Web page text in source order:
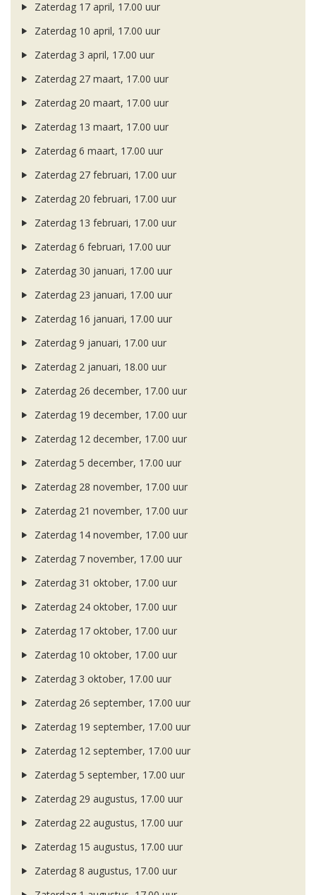
Zaterdag 17 april, 17.00 uur
Zaterdag 10 april, 17.00 uur
Zaterdag 3 april, 17.00 uur
Zaterdag 27 maart, 17.00 uur
Zaterdag 20 maart, 17.00 uur
Zaterdag 13 maart, 17.00 uur
Zaterdag 6 maart, 17.00 uur
Zaterdag 27 februari, 17.00 uur
Zaterdag 20 februari, 17.00 uur
Zaterdag 13 februari, 17.00 uur
Zaterdag 6 februari, 17.00 uur
Zaterdag 30 januari, 17.00 uur
Zaterdag 23 januari, 17.00 uur
Zaterdag 16 januari, 17.00 uur
Zaterdag 9 januari, 17.00 uur
Zaterdag 2 januari, 18.00 uur
Zaterdag 26 december, 17.00 uur
Zaterdag 19 december, 17.00 uur
Zaterdag 12 december, 17.00 uur
Zaterdag 5 december, 17.00 uur
Zaterdag 28 november, 17.00 uur
Zaterdag 21 november, 17.00 uur
Zaterdag 14 november, 17.00 uur
Zaterdag 7 november, 17.00 uur
Zaterdag 31 oktober, 17.00 uur
Zaterdag 24 oktober, 17.00 uur
Zaterdag 17 oktober, 17.00 uur
Zaterdag 10 oktober, 17.00 uur
Zaterdag 3 oktober, 17.00 uur
Zaterdag 26 september, 17.00 uur
Zaterdag 19 september, 17.00 uur
Zaterdag 12 september, 17.00 uur
Zaterdag 5 september, 17.00 uur
Zaterdag 29 augustus, 17.00 uur
Zaterdag 22 augustus, 17.00 uur
Zaterdag 15 augustus, 17.00 uur
Zaterdag 8 augustus, 17.00 uur